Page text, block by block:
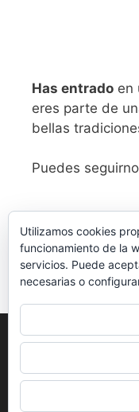
Has entrado en
eres parte de
bellas
Puedes
Aviso
Utilizamos cookies
funcionamiento de la
servicios. Puede
necesarias o